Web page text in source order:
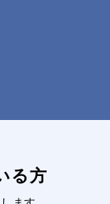
る方